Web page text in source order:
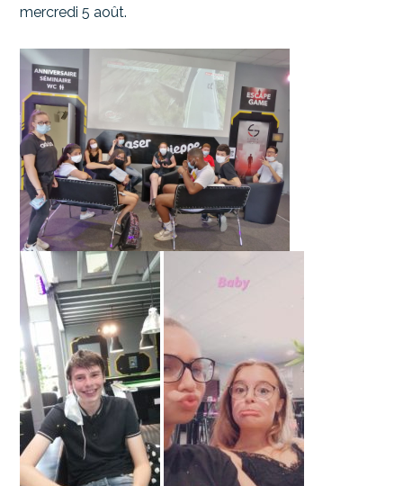
mercredi 5 août.